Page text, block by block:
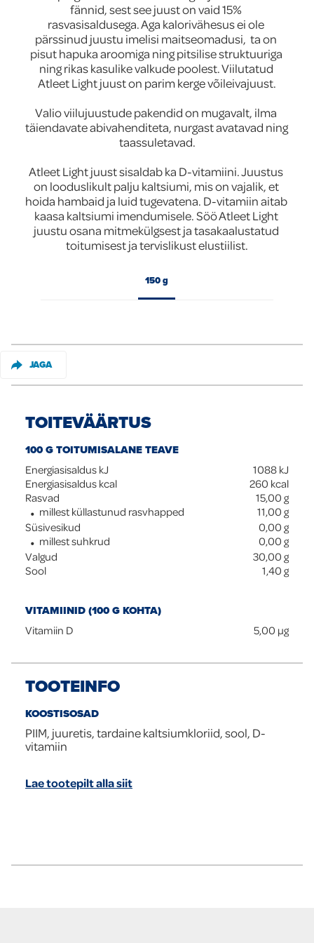
Global
fännid, sest see juust on vaid 15%
rasvasisaldusega. Aga kalorivähesus ei ole
pärssinud juustu imelisi maitseomadusi,  ta on
pisut hapuka aroomiga ning pitsilise struktuuriga
ning rikas kasulike valkude poolest. Viilutatud
Atleet Light juust on parim kerge võileivajuust.
Valio viilujuustude pakendid on mugavalt, ilma
täiendavate abivahenditeta, nurgast avatavad ning
taassuletavad.
Atleet Light juust sisaldab ka D-vitamiini. Juustus
on looduslikult palju kaltsiumi, mis on vajalik, et
hoida hambaid ja luid tugevatena. D-vitamiin aitab
kaasa kaltsiumi imendumisele. Söö Atleet Light
juustu osana mitmekülgsest ja tasakaalustatud
toitumisest ja tervislikust elustiilist.
150 g
JAGA
TOITEVÄÄRTUS
100 G TOITUMISALANE TEAVE
Energiasisaldus kJ 1088 kJ
Energiasisaldus kcal
260 kcal
Rasvad
15,00 g
millest küllastunud rasvhapped
11,00 g
Süsivesikud
0,00 g
millest suhkrud
0,00 g
Valgud
30,00 g
Sool
1,40 g
VITAMIINID (100 G KOHTA)
Vitamiin D 5,00 µg
TOOTEINFO
KOOSTISOSAD
PIIM, juuretis, tardaine kaltsiumkloriid, sool, D-
vitamiin
Lae tootepilt alla siit